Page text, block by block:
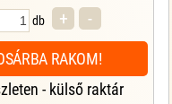
- külső raktár
db + -
RAKOM!